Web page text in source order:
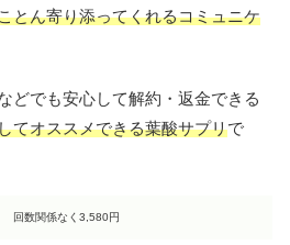
とん寄り添ってくれるコミュニケ
どでも安心して解約・返金できる
てオススメできる葉酸サプリで
回数関係なく3,580円